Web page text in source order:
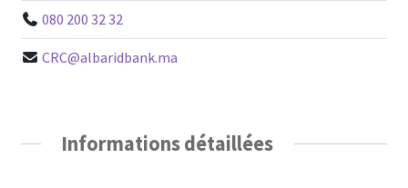
080 200 32 32
CRC@albaridbank.ma
Informations détaillées